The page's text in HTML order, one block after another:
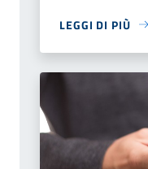
LEGGI DI PIÙ